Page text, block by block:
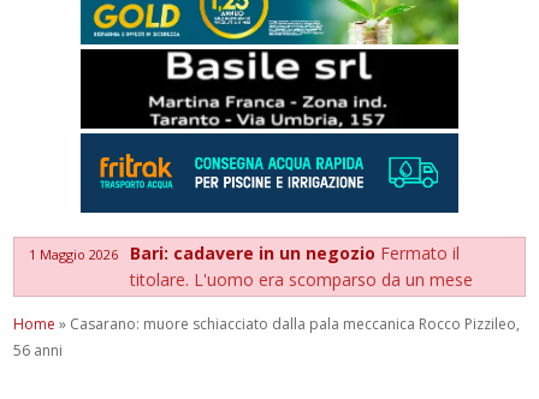
1 Maggio 2026 Bari: cadavere in un negozio Fermato il
titolare. L'uomo era scomparso da un mese
Home » Casarano: muore schiacciato dalla pala meccanica Rocco Pizzileo,
56 anni